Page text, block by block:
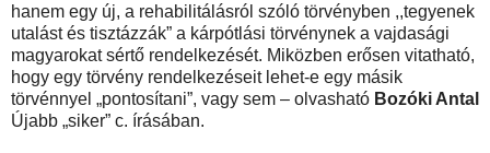
hanem egy új, a rehabilitálásról szóló törvényben ,,tegyenek
utalást és tisztázzák” a kárpótlási törvénynek a vajdasági
magyarokat sértő rendelkezését. Miközben erősen vitatható,
hogy egy törvény rendelkezéseit lehet-e egy másik
törvénnyel „pontosítani”, vagy sem – olvasható Bozóki Antal
Újabb „siker” c. írásában.